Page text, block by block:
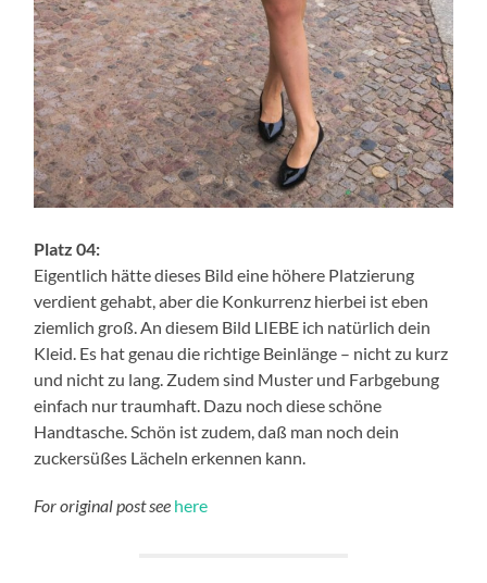
Platz 04:
Eigentlich hätte dieses Bild eine höhere Platzierung
verdient gehabt, aber die Konkurrenz hierbei ist eben
ziemlich groß. An diesem Bild LIEBE ich natürlich dein
Kleid. Es hat genau die richtige Beinlänge – nicht zu kurz
und nicht zu lang. Zudem sind Muster und Farbgebung
einfach nur traumhaft. Dazu noch diese schöne
Handtasche. Schön ist zudem, daß man noch dein
zuckersüßes Lächeln erkennen kann.
For original post see here